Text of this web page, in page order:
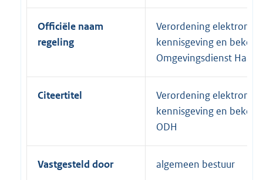
Officiële naam
regeling
Verordening
kennisgeving en
Omgevingsdienst
Citeertitel
Verordening
kennisgeving en
ODH
Vastgesteld door algemeen bestuur